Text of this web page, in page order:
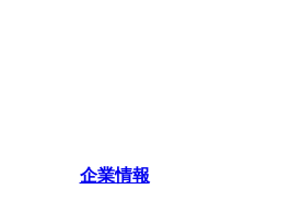
企業情報